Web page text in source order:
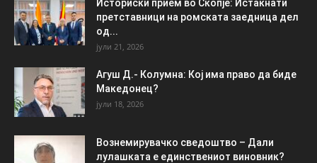
Историски прием во Скопје: Истакнати
претставници на ромската заедница дел
од...
јули 21, 2026
Агуш Д.- Колумна: Кој има право да биде
Македонец?
јули 18, 2026
Вознемирувачко сведоштво – Дали
лулашката е единствениот виновник?